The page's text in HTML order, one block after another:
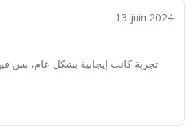
13 juin 2024
تجربة كانت إيجابية بشكل عام، بس